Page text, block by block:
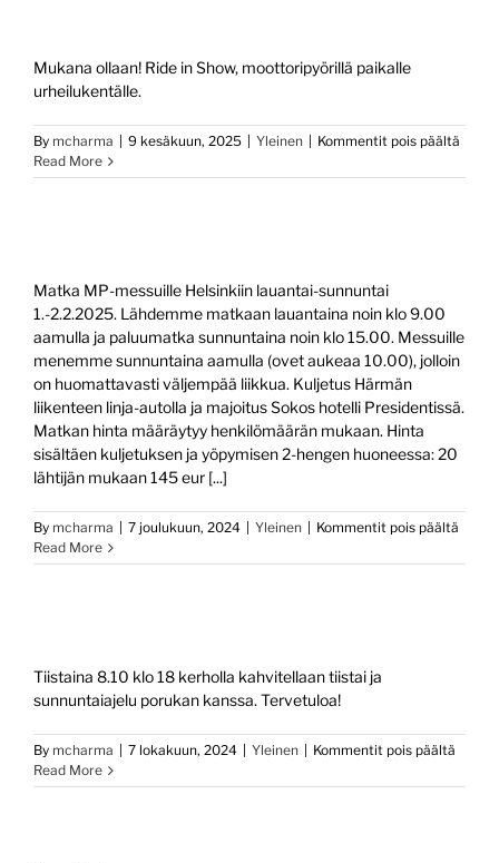
Mukana ollaan! Ride in Show, moottoripyörillä paikalle
urheilukentälle.
By mcharma 9 kesäkuun, 2025 Yleinen Kommentit pois päältä
Read More
Matka MP-messuille Helsinkiin lauantai-sunnuntai
1.-2.2.2025. Lähdemme matkaan lauantaina noin klo 9.00
aamulla ja paluumatka sunnuntaina noin klo 15.00. Messuille
menemme sunnuntaina aamulla (ovet aukeaa 10.00), jolloin
on huomattavasti väljempää liikkua. Kuljetus Härmän
liikenteen linja-autolla ja majoitus Sokos hotelli Presidentissä.
Matkan hinta määräytyy henkilömäärän mukaan. Hinta
sisältäen kuljetuksen ja yöpymisen 2-hengen huoneessa: 20
lähtijän mukaan 145 eur [...]
By mcharma 7 joulukuun, 2024 Yleinen Kommentit pois päältä
Read More
Tiistaina 8.10 klo 18 kerholla kahvitellaan tiistai ja
sunnuntaiajelu porukan kanssa. Tervetuloa!
By mcharma 7 lokakuun, 2024 Yleinen Kommentit pois päältä
Read More